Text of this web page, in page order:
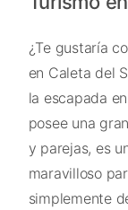
¿Te gustaría
en Caleta del
la escapada
posee una
y parejas, es
maravilloso
simplemente